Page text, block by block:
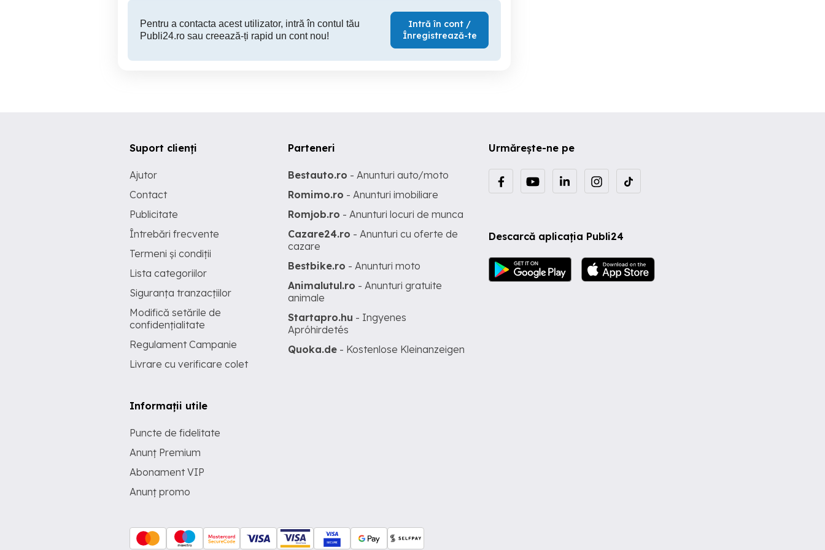
Pentru a contacta acest utilizator, intră în contul tău
Publi24.ro sau creează-ți rapid un cont nou!
Intră în cont /
Înregistrează-te
Urmărește-ne pe
Descarcă aplicația Publi24
Suport clienți
Ajutor
Contact
Publicitate
Întrebări frecvente
Termeni și condiții
Lista categoriilor
Siguranța tranzacțiilor
Modifică setările de
confidențialitate
Regulament Campanie
Livrare cu verificare colet
Informații utile
Puncte de fidelitate
Anunț Premium
Abonament VIP
Anunț promo
Parteneri
Bestauto.ro - Anunturi auto/moto
Romimo.ro - Anunturi imobiliare
Romjob.ro - Anunturi locuri de munca
Cazare24.ro - Anunturi cu oferte de
cazare
Bestbike.ro - Anunturi moto
Animalutul.ro - Anunturi gratuite
animale
Startapro.hu - Ingyenes
Apróhirdetés
Quoka.de - Kostenlose Kleinanzeigen